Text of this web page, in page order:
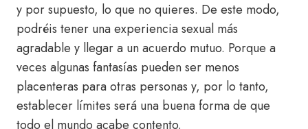
y por supuesto, lo que no quieres. De este modo,
podréis tener una experiencia sexual más
agradable y llegar a un acuerdo mutuo. Porque a
veces algunas fantasías pueden ser menos
placenteras para otras personas y, por lo tanto,
establecer límites será una buena forma de que
todo el mundo acabe contento.